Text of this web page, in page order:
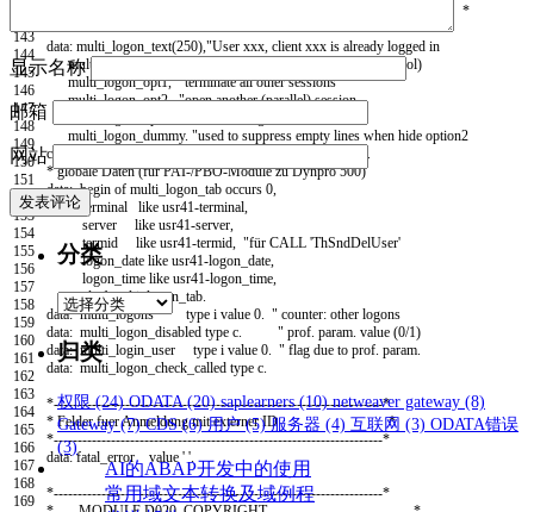
143
144
145
146
147
148
149
150
151
152
153
154
155
156
157
158
159
160
161
162
163
164
165
166
167
168
169
* Felder fuer Lizenzinformation bei Mehrfachanmeldung (Dynpro 500) *
*---------------------------------------------------------------------*
data: multi_logon_text(250) "User xxx, client xxx is already logged in
multi_logon_text2
"add. info (replacing the table control)
multi_logon_opt1, "terminate all other sessions
multi_logon_opt2, "open another (parallel) session
multi logon dummy. "used to suppress empty lines when hide option2
controls
* globale Daten (für PAI-/PBO-Module zu Dynpro 500)
data: begin of multi logon tab occurs 0
terminal
like usr41-terminal
server
like usr41-server
termid
like usr41-termid
"für CALL 'ThSndDelUser'
logon date like usr41-logon date
logon time like usr41-logon time
end of multi_logon tab
data: multi_logons type i value 0.
" counter: other logons
data: multi logon disabled type c
" prof. param. value (0/1)
data: multi login user type i value 0.
" flag due to prof. param.
data: multi logon check called type c
*---------------------------------------------------------------------*
* Felder fuer Anmeldung mit externer ID *
*---------------------------------------------------------------------*
data: fatal error value ' '
*---------------------------------------------------------------------*
显示名称
邮箱
网站
分类
分
类
归类
权限(24) ODATA(20) saplearners(10) netweaver gateway (8)
Gateway(7) CDS(6) 用户(5) 服务器 (4) 互联网 (3) ODATA错误
(3)
AI的ABAP开发中的使用
常用域文本转换及域例程